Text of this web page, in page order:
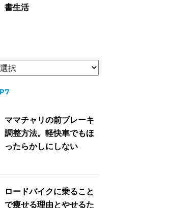
書生活
ママチャリの前ブレーキ
調整方法。軽快車でもほ
ったらかしにしない
ロードバイクに乗ること
で痩せる理由とやせるた